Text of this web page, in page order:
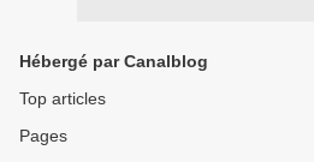
Hébergé par Canalblog
Top articles
Pages